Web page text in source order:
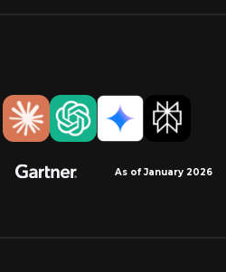
As of January 2026